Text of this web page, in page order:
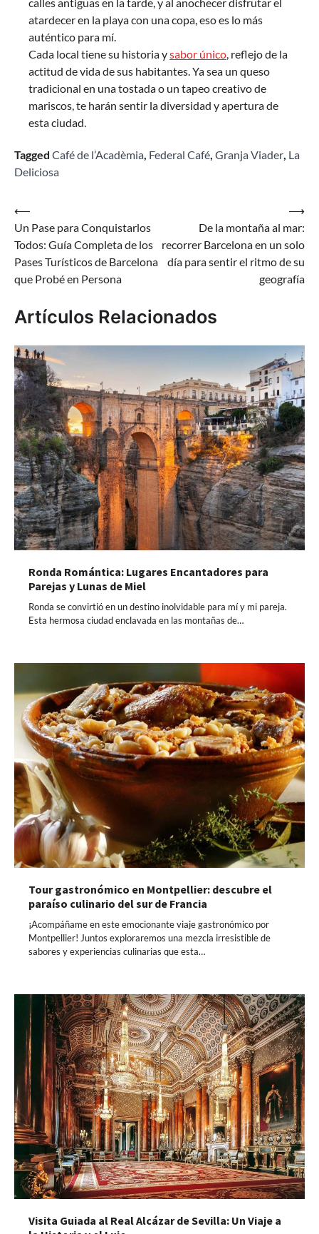
calles antiguas en la tarde, y al anochecer disfrutar el
atardecer en la playa con una copa, eso es lo más
auténtico para mí.
Cada local tiene su historia ysabor único, reflejo de la
actitud de vida de sus habitantes. Ya sea un queso
tradicional en una tostada o un tapeo creativo de
mariscos, te harán sentir la diversidad y apertura de
esta ciudad.
Tagged Café de l’Acadèmia, Federal Café, Granja Viader, La
Deliciosa
Navegación
de
entradas
⟵
Un Pase para Conquistarlos
Todos: Guía Completa de los
Pases Turísticos de Barcelona
que Probé en Persona
De la montaña al mar:
recorrer Barcelona en un solo
día para sentir el ritmo de su
geografía
⟶
Artículos Relacionados
Ronda Romántica: Lugares Encantadores para
Parejas y Lunas de Miel
Ronda se convirtió en un destino inolvidable para mí y mi pareja.
Esta hermosa ciudad enclavada en las montañas de…
Tour gastronómico en Montpellier: descubre el
paraíso culinario del sur de Francia
¡Acompáñame en este emocionante viaje gastronómico por
Montpellier! Juntos exploraremos una mezcla irresistible de
sabores y experiencias culinarias que esta…
Visita Guiada al Real Alcázar de Sevilla: Un Viaje a